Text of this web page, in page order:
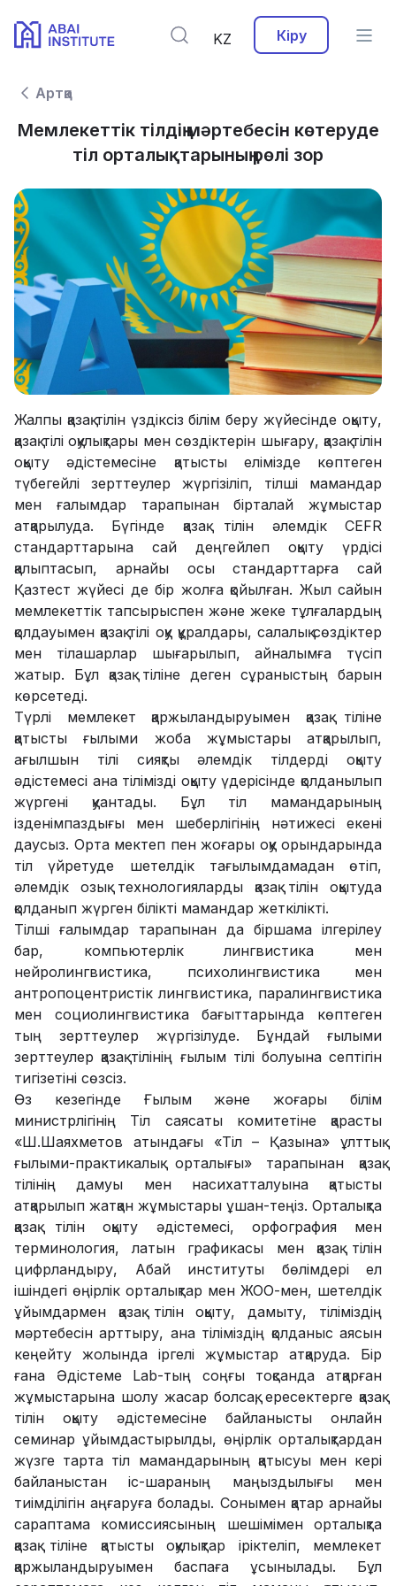
KZ Кіру
Артқа
Мемлекеттік тілдің мәртебесін көтеруде
тіл орталықтарының рөлі зор
Жалпы қазақ тілін үздіксіз білім беру жүйесінде оқыту,
қазақ тілі оқулықтары мен сөздіктерін шығару, қазақ тілін
оқыту әдістемесіне қатысты елімізде көптеген
түбегейлі зерттеулер жүргізіліп, тілші мамандар
мен ғалымдар тарапынан бірталай жұмыстар
атқарылуда. Бүгінде қазақ тілін әлемдік CEFR
стандарттарына сай деңгейлеп оқыту үрдісі
қалыптасып, арнайы осы стандарттарға сай
Қазтест жүйесі де бір жолға қойылған. Жыл сайын
мемлекеттік тапсырыспен және жеке тұлғалардың
қолдауымен қазақ тілі оқу құралдары, салалық сөздіктер
мен тілашарлар шығарылып, айналымға түсіп
жатыр. Бұл қазақ тіліне деген сұраныстың барын
көрсетеді.
Түрлі мемлекет қаржыландыруымен қазақ тіліне
қатысты ғылыми жоба жұмыстары атқарылып,
ағылшын тілі сияқты әлемдік тілдерді оқыту
әдістемесі ана тілімізді оқыту үдерісінде қолданылып
жүргені қуантады. Бұл тіл мамандарының
ізденімпаздығы мен шеберлігінің нәтижесі екені
даусыз. Орта мектеп пен жоғары оқу орындарында
тіл үйретуде шетелдік тағылымдамадан өтіп,
әлемдік озық технологияларды қазақ тілін оқытуда
қолданып жүрген білікті мамандар жеткілікті.
Тілші ғалымдар тарапынан да біршама ілгерілеу
бар, компьютерлік лингвистика мен
нейролингвистика, психолингвистика мен
антропоцентристік лингвистика, паралингвистика
мен социолингвистика бағыттарында көптеген
тың зерттеулер жүргізілуде. Бұндай ғылыми
зерттеулер қазақ тілінің ғылым тілі болуына септігін
тигізетіні сөзсіз.
Өз кезегінде Ғылым және жоғары білім
министрлігінің Тіл саясаты комитетіне қарасты
«Ш.Шаяхметов атындағы «Тіл – Қазына» ұлттық
ғылыми-практикалық орталығы» тарапынан қазақ
тілінің дамуы мен насихатталуына қатысты
атқарылып жатқан жұмыстары ұшан-теңіз. Орталықта
қазақ тілін оқыту әдістемесі, орфография мен
терминология, латын графикасы мен қазақ тілін
цифрландыру, Абай институты бөлімдері ел
ішіндегі өңірлік орталықтар мен ЖОО-мен, шетелдік
ұйымдармен қазақ тілін оқыту, дамыту, тіліміздің
мәртебесін арттыру, ана тіліміздің қолданыс аясын
кеңейту жолында іргелі жұмыстар атқаруда. Бір
ғана Әдістеме Lab-тың соңғы тоқсанда атқарған
жұмыстарына шолу жасар болсақ, ересектерге қазақ
тілін оқыту әдістемесіне байланысты онлайн
семинар ұйымдастырылды, өңірлік орталықтардан
жүзге тарта тіл мамандарының қатысуы мен кері
байланыстан іс-шараның маңыздылығы мен
тиімділігін аңғаруға болады. Сонымен қатар арнайы
сараптама комиссиясының шешімімен орталықта
қазақ тіліне қатысты оқулықтар іріктеліп, мемлекет
қаржыландыруымен баспаға ұсынылады. Бұл